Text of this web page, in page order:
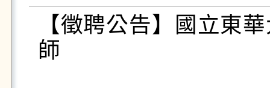
【徵聘公告】國立東
師